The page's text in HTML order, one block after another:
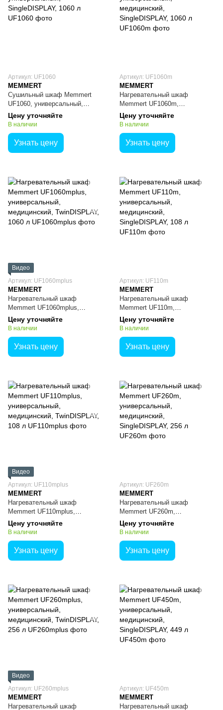
Артикул: UF1060
MEMMERT
Сушильный шкаф Memmert
UF1060, универсальный,
SingleDISPLAY, 1060 л
Цену уточняйте
В наличии
Узнать цену
Артикул: UF1060m
MEMMERT
Нагревательный шкаф
Memmert UF1060m,
универсальный, медицинский,
SingleDISPLAY, 1060 л
Цену уточняйте
В наличии
Узнать цену
Видео
Артикул: UF1060mplus
MEMMERT
Нагревательный шкаф
Memmert UF1060mplus,
универсальный, медицинский,
TwinDISPLAY, 1060 л
Цену уточняйте
В наличии
Узнать цену
Артикул: UF110m
MEMMERT
Нагревательный шкаф
Memmert UF110m,
универсальный, медицинский,
SingleDISPLAY, 108 л
Цену уточняйте
В наличии
Узнать цену
Видео
Артикул: UF110mplus
MEMMERT
Нагревательный шкаф
Memmert UF110mplus,
универсальный, медицинский,
TwinDISPLAY, 108 л
Цену уточняйте
В наличии
Узнать цену
Артикул: UF260m
MEMMERT
Нагревательный шкаф
Memmert UF260m,
универсальный, медицинский,
SingleDISPLAY, 256 л
Цену уточняйте
В наличии
Узнать цену
Видео
Артикул: UF260mplus
MEMMERT
Нагревательный шкаф
Артикул: UF450m
MEMMERT
Нагревательный шкаф